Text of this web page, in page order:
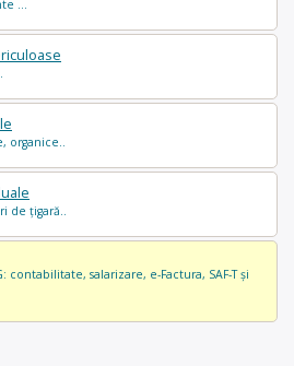
...
organice..
de țigară..
contabilitate, salarizare, e-Factura, SAF-T și